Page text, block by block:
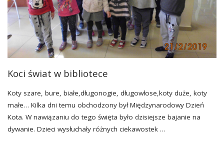
Koci świat w bibliotece
Koty szare, bure, białe,długonogie, długowłose,koty duże, koty
małe… Kilka dni temu obchodzony był Międzynarodowy Dzień
Kota. W nawiązaniu do tego święta było dzisiejsze bajanie na
dywanie. Dzieci wysłuchały różnych ciekawostek …